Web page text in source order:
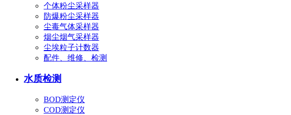
个体粉尘采样器
防爆粉尘采样器
尘毒气体采样器
烟尘烟气采样器
尘埃粒子计数器
配件、维修、检测
水质检测
BOD测定仪
COD测定仪